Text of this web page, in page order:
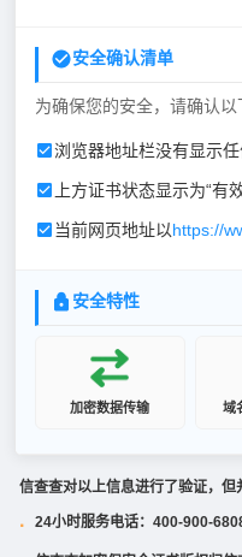
安全确认清单
为确保您的安全，请确认以
浏览器地址栏没有显示
上方证书状态显示为“有
当前网页地址以https://
安全特性
加密数据传输 域
信查查对以上信息进行了验证，但
· 24小时服务电话：400-900-